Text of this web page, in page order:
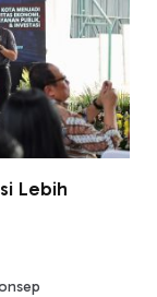
Lebih